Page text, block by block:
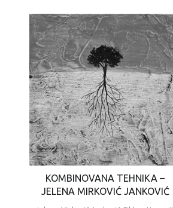
KOMBINOVANA TEHNIKA –
JELENA MIRKOVIĆ JANKOVIĆ